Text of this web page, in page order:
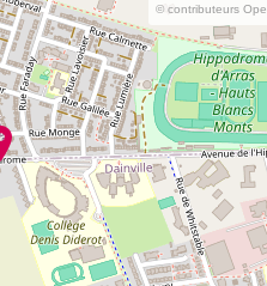
© contributeurs